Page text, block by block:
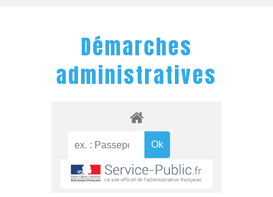
Démarches
administratives